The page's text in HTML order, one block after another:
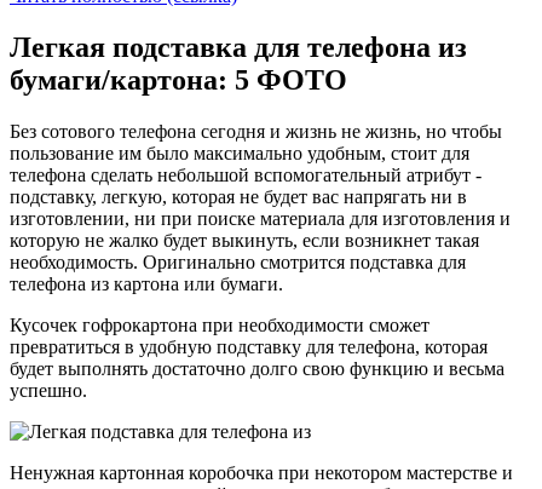
Легкая подставка для телефона из
бумаги/картона: 5 ФОТО
Без сотового телефона сегодня и жизнь не жизнь, но чтобы
пользование им было максимально удобным, стоит для
телефона сделать небольшой вспомогательный атрибут -
подставку, легкую, которая не будет вас напрягать ни в
изготовлении, ни при поиске материала для изготовления и
которую не жалко будет выкинуть, если возникнет такая
необходимость. Оригинально смотрится подставка для
телефона из картона или бумаги.
Кусочек гофрокартона при необходимости сможет
превратиться в удобную подставку для телефона, которая
будет выполнять достаточно долго свою функцию и весьма
успешно.
Ненужная картонная коробочка при некотором мастерстве и